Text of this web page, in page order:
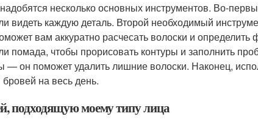
несколько основных инструментов. Во-
видеть каждую деталь. Второй необходимый
вам аккуратно расчесать волоски и
помада, чтобы прорисовать контуры и заполнить
— он поможет удалить лишние волоски. Наконец,
на весь день.
подходящую моему типу лица